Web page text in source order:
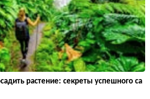
растение: секреты успешного са